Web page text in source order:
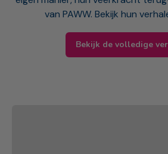
van PAWW. Bekijk hun
Bekijk de volledige